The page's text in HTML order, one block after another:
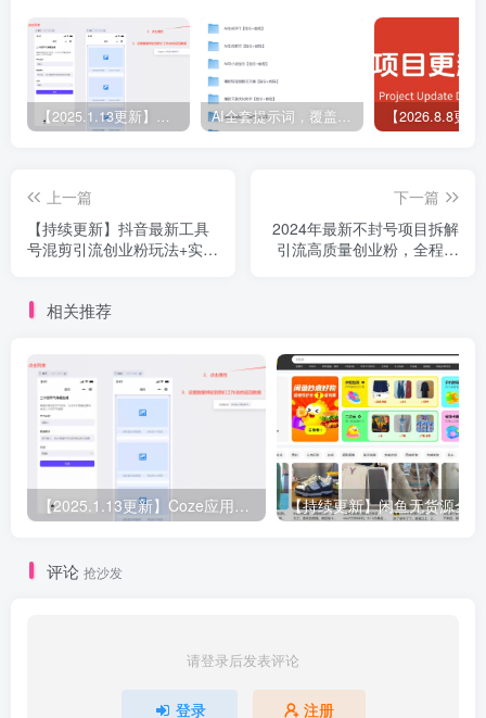
上一篇
【持续更新】抖音最新工具
号混剪引流创业粉玩法+实操
下一篇
2024年最新不封号项目拆解
引流高质量创业粉，全程干
相关推荐
【2025.1.13更新】Coze应用实战 如何利用coze应用功能，开发一个小程序，并发布到微信
评论 抢沙发
请登录后发表评论
登录 注册